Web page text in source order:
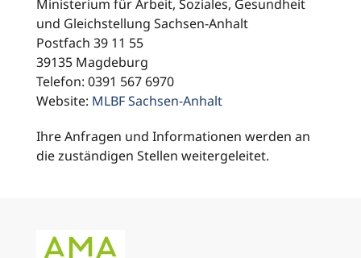
Ministerium für Arbeit, Soziales, Gesundheit
und Gleichstellung Sachsen-Anhalt
Postfach 39 11 55
39135 Magdeburg
Telefon: 0391 567 6970
Website: MLBF Sachsen-Anhalt
Ihre Anfragen und Informationen werden an
die zuständigen Stellen weitergeleitet.